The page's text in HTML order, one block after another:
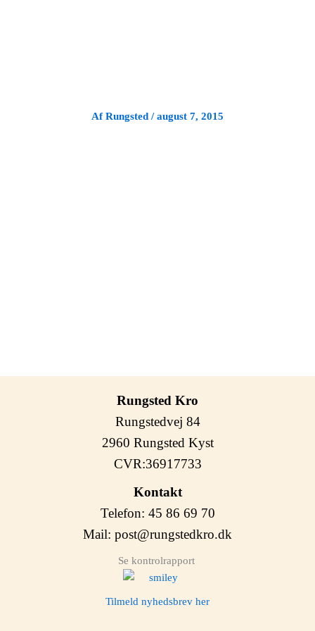
AfRungsted /august 7, 2015
Rungsted Kro
Rungstedvej 84
2960 Rungsted Kyst
CVR:36917733
Kontakt
Telefon: 45 86 69 70
Mail: post@rungstedkro.dk
Se kontrolrapport
Tilmeld nyhedsbrev her